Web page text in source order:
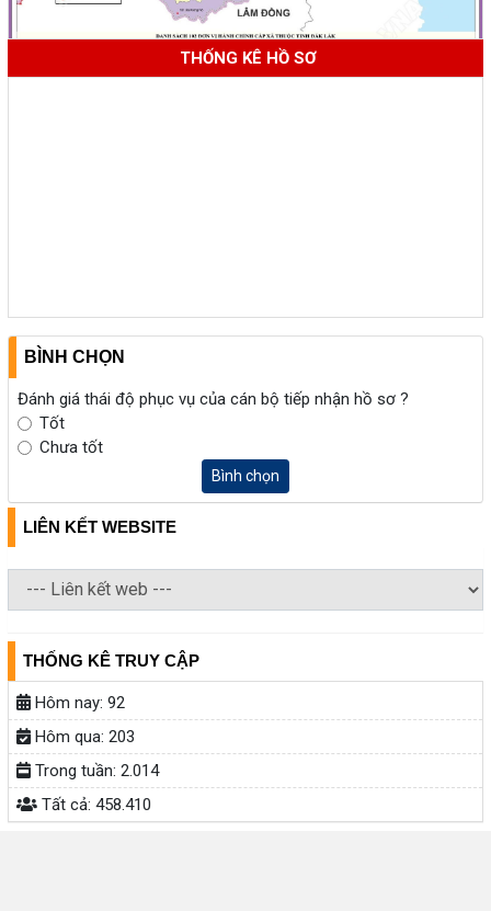
THỐNG KÊ HỒ SƠ
BÌNH CHỌN
Đánh giá thái độ phục vụ của cán bộ tiếp nhận hồ sơ ?
Tốt
Chưa tốt
Bình chọn
LIÊN KẾT WEBSITE
THỐNG KÊ TRUY CẬP
Hôm nay: 92
Hôm qua: 203
Trong tuần: 2.014
Tất cả: 458.410